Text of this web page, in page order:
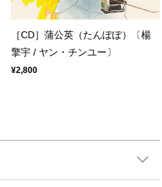
［CD］蒲公英（たんぽぽ）〔楊
擎宇 / ヤン・チンユー〕
¥2,800